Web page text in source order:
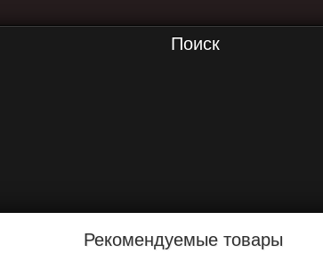
Поиск
Рекомендуемые товары